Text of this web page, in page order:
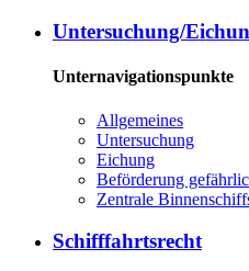
Un­ter­su­chung/
Unternavigationspunkte
All­ge­mei­nes
Un­ter­su­chung
Ei­chung
Be­för­de­rung
Zen­tra­le
Schiff­fahrts­recht